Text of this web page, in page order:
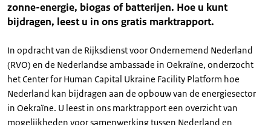
zonne-energie, biogas of batterijen. Hoe u kunt
bijdragen, leest u in ons gratis marktrapport.
In opdracht van de Rijksdienst voor Ondernemend Nederland
(RVO) en de Nederlandse ambassade in Oekraïne, onderzocht
het Center for Human Capital Ukraine Facility Platform hoe
Nederland kan bijdragen aan de opbouw van de energiesector
in Oekraïne. U leest in ons marktrapport een overzicht van
mogelijkheden voor samenwerking tussen Nederland en